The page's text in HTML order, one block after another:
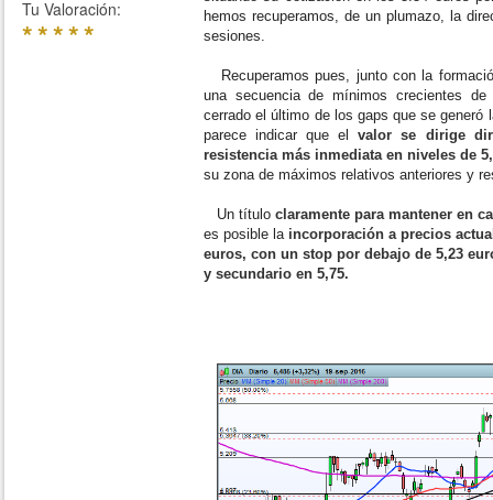
Tu Valoración:
*****
hemos recuperamos, de un plumazo, la
sesiones.
Recuperamos pues, junto con la
una secuencia de mínimos crecientes
cerrado el último de los gaps que se generó
parece indicar que elvalor se dirige
resistencia más inmediata en niveles de
su zona de máximos relativos anteriores y
Un título claramente para mantener en
es posible la incorporación a precios
euros, con un stop por debajo de 5,23
y secundario en 5,75.